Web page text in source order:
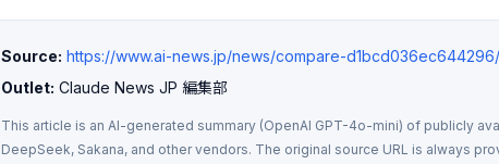
Source: https://www.ai-news.jp/news/compare-d1bcd036ec644296/
Outlet: Claude News JP 編集部
This article is an AI-generated summary (OpenAI GPT-4o-mini) of publicly
DeepSeek, Sakana, and other vendors. The original source URL is always